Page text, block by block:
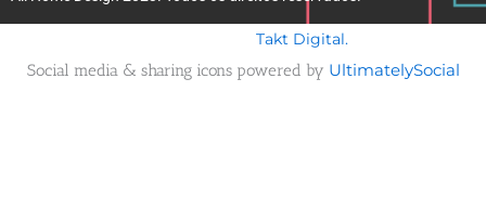
Takt Digital.
Social media & sharing icons powered by UltimatelySocial